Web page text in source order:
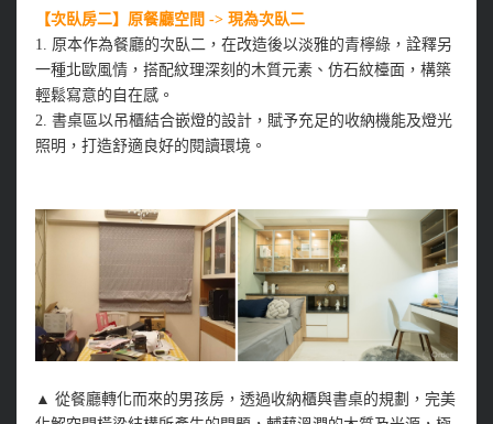
【次臥房二】原餐廳空間 -> 現為次臥二
1. 原本作為餐廳的次臥二，在改造後以淡雅的青檸綠，詮釋另
一種北歐風情，搭配紋理深刻的木質元素、仿石紋檯面，構築
輕鬆寫意的自在感。
2. 書桌區以吊櫃結合嵌燈的設計，賦予充足的收納機能及燈光
照明，打造舒適良好的閱讀環境。
▲ 從餐廳轉化而來的男孩房，透過收納櫃與書桌的規劃，完美